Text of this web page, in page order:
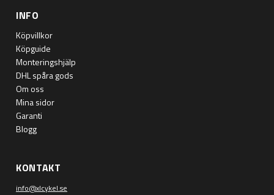
INFO
Köpvillkor
Köpguide
Monteringshjälp
DHL spåra gods
Om oss
Mina sidor
Garanti
Blogg
KONTAKT
info@xlcykel.se